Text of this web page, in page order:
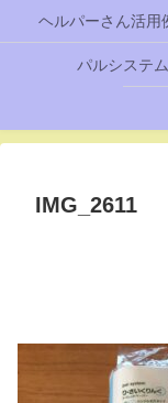
ヘルパーさん活用
パルシステム
IMG_2611